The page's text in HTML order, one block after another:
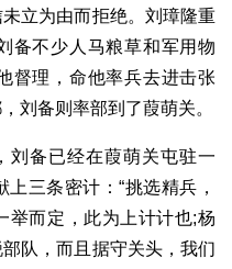
立为由而拒绝。刘璋隆重
备不少人马粮草和军用物
督理，命他率兵去进击张
刘备则率部到了葭萌关。
刘备已经在葭萌关屯驻一
三条密计：“挑选精兵，
举而定，此为上计计也;杨
队，而且据守关头，我们